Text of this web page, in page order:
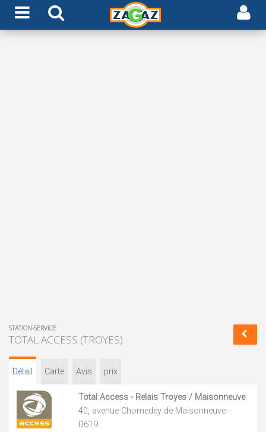
STATION-SERVICE
TOTAL ACCESS (TROYES)
Détail Carte Avis prix
Total Access - Relais Troyes / Maisonneuve
40, avenue Chomedey de Maisonneuve -
D619